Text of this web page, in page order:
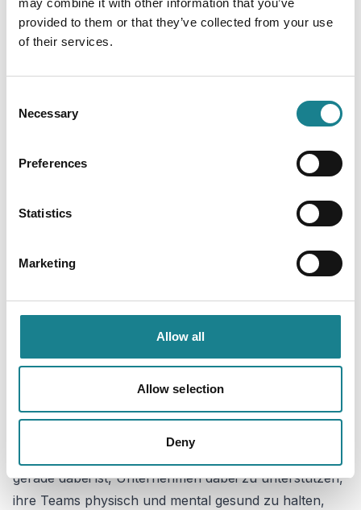
provided to them or that they’ve collected from your use
of their services.
Selection
Necessary
Preferences
Statistics
Marketing
Allow all
Allow selection
Deny
___________
Constanze freut sich über Austausch zum Thema
Organisationsentwicklung.
https://www.linkedin.com/in/constanzebuchheim/
Constanzes Leseempfehlung:
___________
Über unseren Host Johannes Füß:
Johannes ist Senior Vice President von EGYM
Wellpass, dem Marktführer für Corporate Health
Benefits. Auch wenn er eine Schwäche für
gerade dabei ist, Unternehmen dabei zu unterstützen,
ihre Teams physisch und mental gesund zu halten,